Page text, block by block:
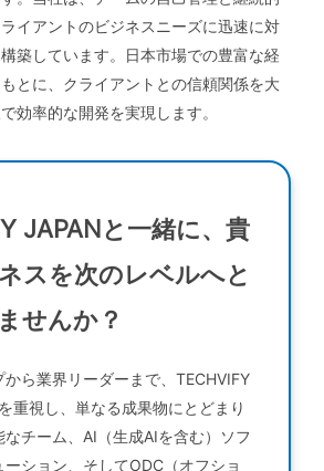
イアントのビジネスニーズに迅速に対
築しています。日本市場での豊富な経
とに、クライアントとの信頼関係を大
効率的な開発を実現します。
JAPANと一緒に、貴
スを次のレベルへと
せんか？
から業界リーダーまで、TECHVIFY
重視し、単なる成果物にとどまり
なチーム、AI（生成AIを含む）ソフ
ーション、そしてODC（オフショ